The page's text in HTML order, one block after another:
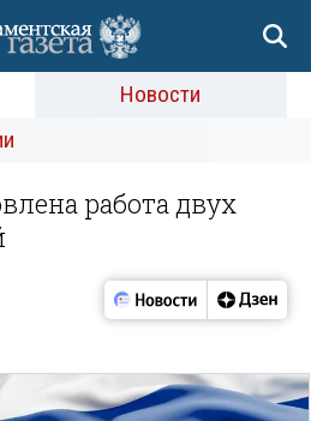
Новости
работа двух